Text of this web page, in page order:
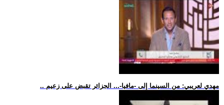
.. مهدي لعريبي: من السينما إلى -مافيا-... الجزائر تقبض على زعيم